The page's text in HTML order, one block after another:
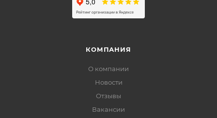
КОМПАНИЯ
О компании
Новости
Отзывы
Вакансии